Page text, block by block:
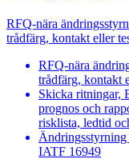
RFQ-nära
trådfärg, kontakt eller
RFQ-nära
trådfärg, kontakt
Skicka ritningar,
prognos och
risklista, ledtid
IATF 16949